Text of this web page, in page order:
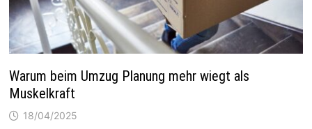
Warum beim Umzug Planung mehr wiegt als
Muskelkraft
18/04/2025